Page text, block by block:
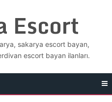
Escort
sakarya escort bayan,
escort bayan ilanları.